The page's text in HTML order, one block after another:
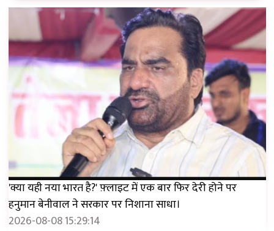
'क्या यही नया भारत है?' फ़्लाइट में एक बार फिर देरी होने पर
हनुमान बेनीवाल ने सरकार पर निशाना साधा।
2026-08-08 15:29:14